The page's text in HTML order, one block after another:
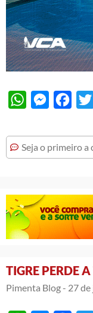
WhatsAppMessenger
Seja o primeiro a
TIGRE PERDE
Pimenta Blog - 27